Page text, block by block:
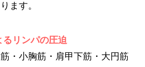
ます。
リンパの圧迫
・小胸筋・肩甲下筋・大円筋